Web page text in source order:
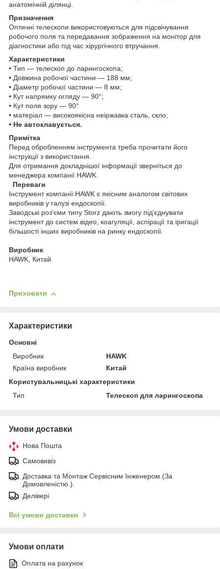
анатомічній ділянці.
Призначення
Оптичні телескопи використовуються для підсвічування
робочого поля та передавання зображення на монітор для
діагностики або під час хірургічного втручання.
Характеристики
• Тип — телескоп до ларингоскопа;
• Довжина робочої частини — 188 мм;
• Діаметр робочої частини — 8 мм;
• Кут напрямку огляду — 90°;
• Кут поля зору — 90°
• матеріал — високоякісна неіржавка сталь, скло;
• Не автоклавується.
Примітка
Перед обробленням інструмента треба прочитати його
інструкції з використання.
Для отримання докладнішої інформації зверніться до
менеджера компанії HAWK.
Переваги
Інструмент компанії HAWK є якісним аналогом світових
виробників у галузі ендоскопії.
Заводські роз'єми типу Storz дають змогу під'єднувати
інструмент до систем відео, коагуляції, аспірації та іригації
більшості інших виробників на ринку ендоскопії.
Виробник
HAWK, Китай
Приховати
Характеристики
Основні
Виробник
HAWK
Країна виробник
Китай
Користувальницькі характеристики
Тип
Телескоп для ларингоскопа
Умови доставки
Нова Пошта
Самовивіз
Доставка та Монтаж Сервісним Інженером.(За
Домовленістю.).
Делівері
Всі умови доставки
Умови оплати
Оплата на рахунок